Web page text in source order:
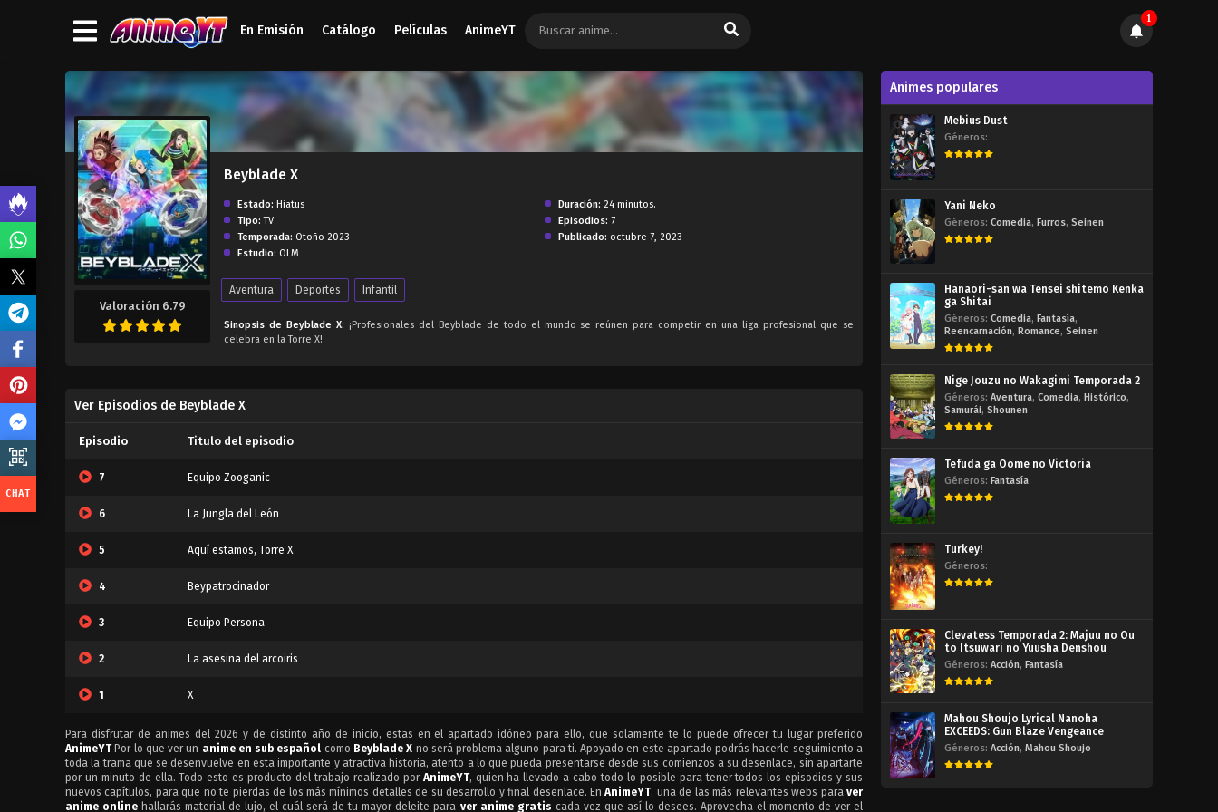
En Emisión Catálogo Películas AnimeYT
1
Valoración 6.79
Beyblade X
Estado: Hiatus
Tipo: TV
Temporada: Otoño 2023
Estudio: OLM
Duración: 24 minutos.
Episodios: 7
Publicado: octubre 7, 2023
Aventura Deportes Infantil
Sinopsis de Beyblade X: ¡Profesionales del Beyblade de todo el mundo se reúnen para competir en una liga profesional que se
celebra en la Torre X!
Ver Episodios de Beyblade X
Episodio Titulo del episodio
7 Equipo Zooganic
6 La Jungla del León
5 Aquí estamos, Torre X
4 Beypatrocinador
3 Equipo Persona
2 La asesina del arcoiris
1 X
Para disfrutar de animes del 2026 y de distinto año de inicio, estas en el apartado idóneo para ello, que solamente te lo puede ofrecer tu lugar preferido
AnimeYTPor lo que ver un anime en sub español como Beyblade X no será problema alguno para ti. Apoyado en este apartado podrás hacerle seguimiento a
toda la trama que se desenvuelve en esta importante y atractiva historia, atento a lo que pueda presentarse desde sus comienzos a su desenlace, sin apartarte
por un minuto de ella. Todo esto es producto del trabajo realizado por AnimeYT, quien ha llevado a cabo todo lo posible para tener todos los episodios y sus
nuevos capítulos, para que no te pierdas de los más mínimos detalles de su desarrollo y final desenlace. EnAnimeYT, una de las más relevantes webs paraver
anime online hallarás material de lujo, el cuál será de tu mayor deleite para ver anime gratis cada vez que así lo desees. Aprovecha el momento de ver el
Animes populares
Mebius Dust
Géneros:
Yani Neko
Géneros: Comedia, Furros, Seinen
Hanaori-san wa Tensei shitemo Kenka
ga Shitai
Géneros: Comedia, Fantasía,
Reencarnación, Romance, Seinen
Nige Jouzu no Wakagimi Temporada 2
Géneros: Aventura, Comedia, Histórico,
Samurái, Shounen
Tefuda ga Oome no Victoria
Géneros: Fantasía
Turkey!
Géneros:
Clevatess Temporada 2: Majuu no Ou
to Itsuwari no Yuusha Denshou
Géneros: Acción, Fantasía
Mahou Shoujo Lyrical Nanoha
EXCEEDS: Gun Blaze Vengeance
Géneros: Acción, Mahou Shoujo